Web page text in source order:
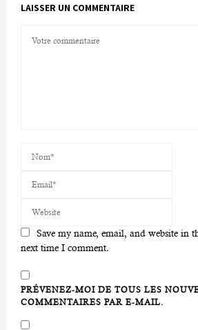
LAISSER UN COMMENTAIRE
Save my name, email, and website in
next time I comment.
PRÉVENEZ-MOI DE TOUS LES
COMMENTAIRES PAR E-MAIL.